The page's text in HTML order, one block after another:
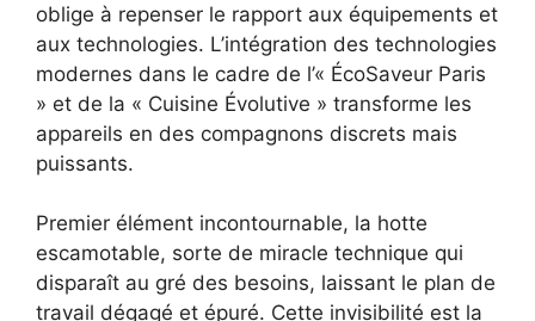
oblige à repenser le rapport aux équipements et
aux technologies. L’intégration des technologies
modernes dans le cadre de l’« ÉcoSaveur Paris
» et de la « Cuisine Évolutive » transforme les
appareils en des compagnons discrets mais
puissants.
Premier élément incontournable, la hotte
escamotable, sorte de miracle technique qui
disparaît au gré des besoins, laissant le plan de
travail dégagé et épuré. Cette invisibilité est la